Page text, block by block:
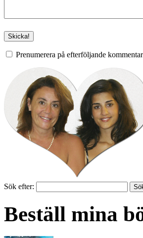
Prenumerera på efterföljande
Sök efter:
Beställ mina